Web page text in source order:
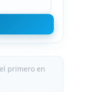
primero en